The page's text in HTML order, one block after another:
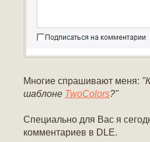
Многие спрашивают меня:
шаблоне TwoColors?"
Специально для Вас я
комментариев в DLE.